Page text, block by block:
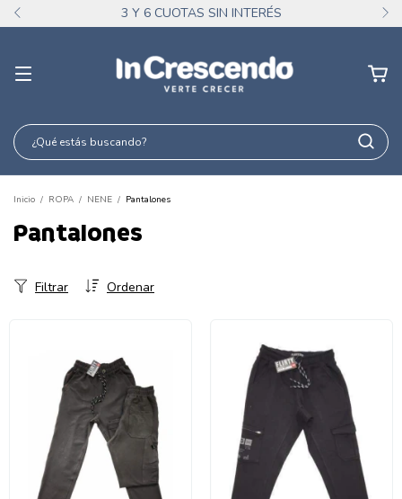
3 Y 6 CUOTAS SIN INTERÉS
Inicio / ROPA / NENE / Pantalones
Pantalones
Ordenar
Filtrar